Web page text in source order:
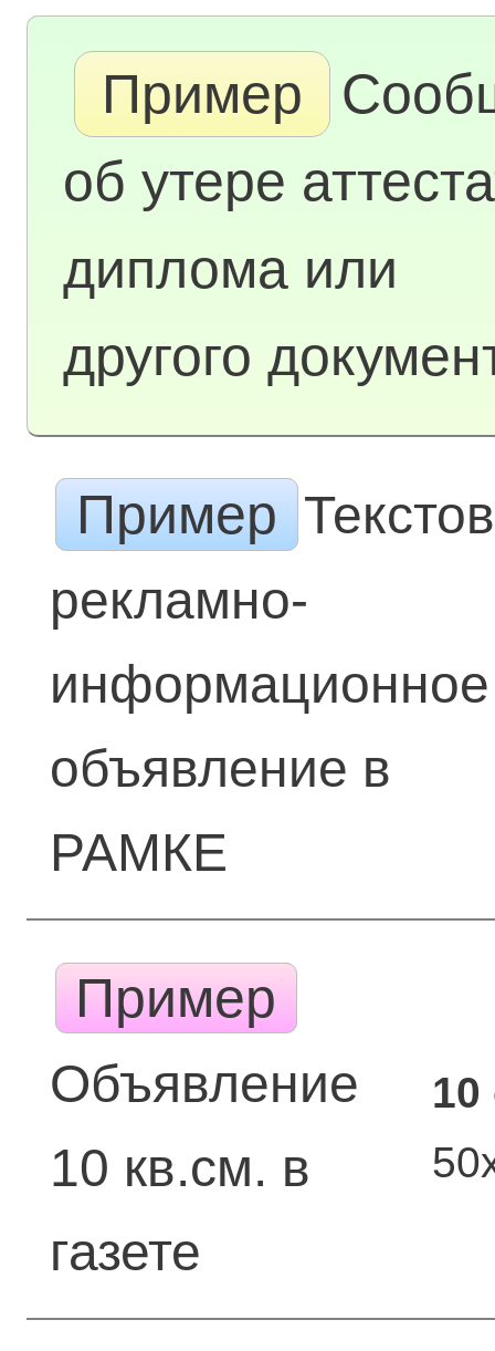
Пример
об утере
диплома или
другого
Пример
рекламно-
информационное
объявление в
РАМКЕ
Пример
Объявление
10 кв.см. в
газете